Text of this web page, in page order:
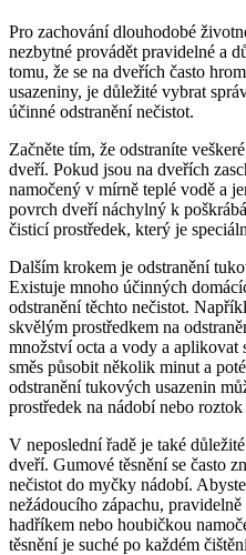
Pro zachování dlouhodobé
nezbytné provádět pravidelné a
tomu, že se na dveřích často
usazeniny, je důležité vybrat
účinné odstranění nečistot.
Začněte tím, že odstraníte
dveří. Pokud jsou na dveřích
namočený v mírně teplé vodě a
povrch dveří náchylný k
čisticí prostředek, který je
Dalším krokem je odstranění
Existuje mnoho účinných
odstranění těchto nečistot.
skvělým prostředkem na
množství octa a vody a aplikovat
směs působit několik minut a
odstranění tukových usazenin
prostředek na nádobí nebo
V neposlední řadě je také
dveří. Gumové těsnění se často
nečistot do myčky nádobí.
nežádoucího zápachu,
hadříkem nebo houbičkou
těsnění je suché po každém